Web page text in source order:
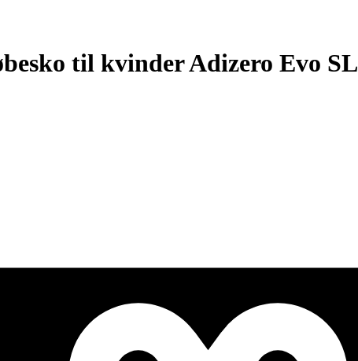
til kvinder Adizero Evo SL